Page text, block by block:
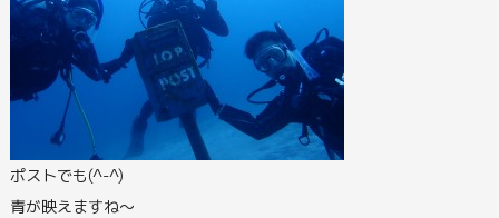
ポストでも(^-^)
青が映えますね～